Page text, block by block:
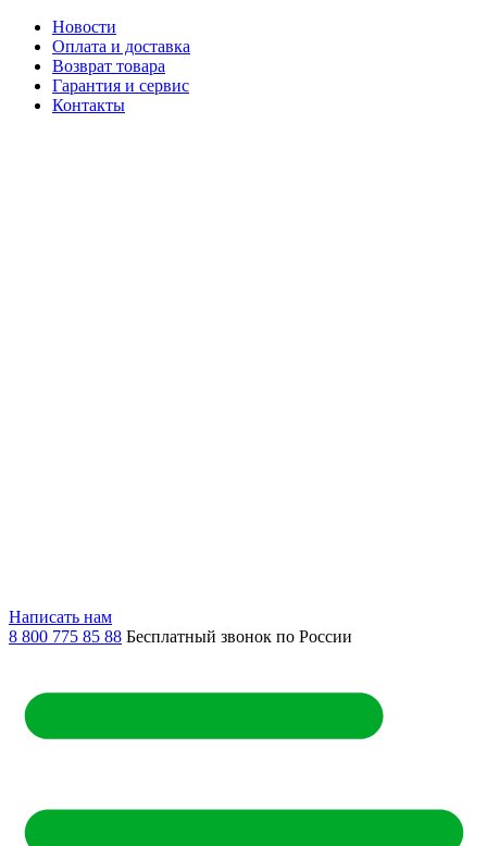
Новости
Оплата и доставка
Возврат товара
Гарантия и сервис
Контакты
Написать нам
8 800 775 85 88 Бесплатный звонок по России